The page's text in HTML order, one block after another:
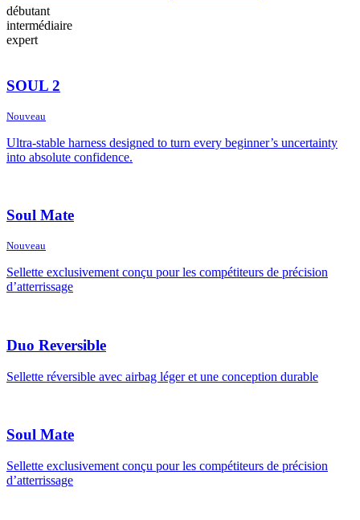
débutant
intermédiaire
expert
SOUL 2
Nouveau
Ultra-stable harness designed to turn every beginner’s uncertainty
into absolute confidence.
Soul Mate
Nouveau
Sellette exclusivement conçu pour les compétiteurs de précision
d’atterrissage
Duo Reversible
Sellette réversible avec airbag léger et une conception durable
Soul Mate
Sellette exclusivement conçu pour les compétiteurs de précision
d’atterrissage